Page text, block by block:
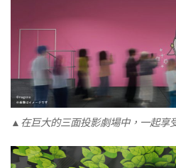
▲在巨大的三面投影劇場中，一起享